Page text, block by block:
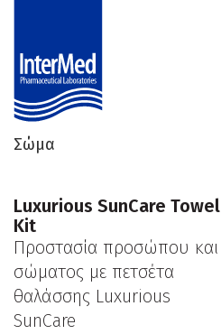
Σώμα
Luxurious SunCare Towel
Kit
Προστασία προσώπου και
σώματος με πετσέτα
θαλάσσης Luxurious
SunCare